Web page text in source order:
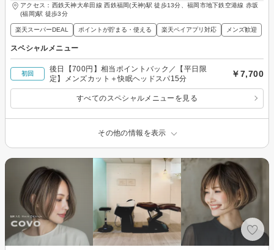
アクセス：西鉄天神大牟田線 西鉄福岡(天神)駅 徒歩13分、福岡市地下鉄空港線 赤坂
(福岡)駅 徒歩3分
楽天スーパーDEAL ポイントが貯まる・使える 楽天ペイアプリ対応 メンズ歓迎
スペシャルメニュー
初回
後日【700円】相当ポイントバック／【平日限
定】メンズカット＋快眠ヘッドスパ15分
￥7,700
すべてのスペシャルメニューを見る
その他の情報を表示